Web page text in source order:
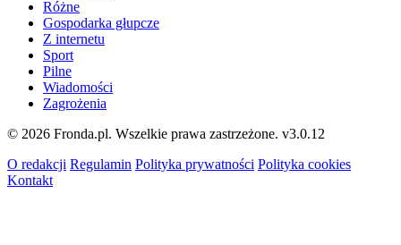
Różne
Gospodarka głupcze
Z internetu
Sport
Pilne
Wiadomości
Zagrożenia
© 2026 Fronda.pl. Wszelkie prawa zastrzeżone. v3.0.12
O redakcji Regulamin Polityka prywatności Polityka cookies
Kontakt